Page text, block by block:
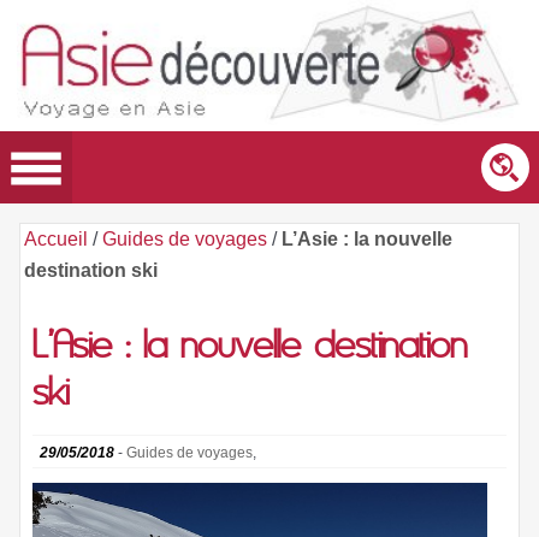
Accueil /Guides de voyages / L’Asie : la nouvelle
destination ski
L’Asie : la nouvelle destination
ski
29/05/2018- Guides de voyages,